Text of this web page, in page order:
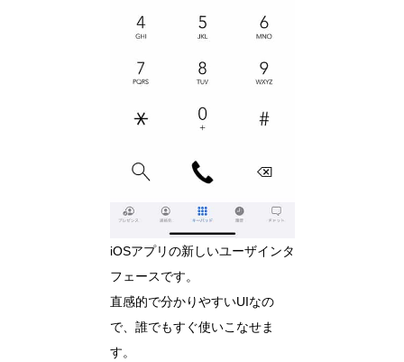
iOSアプリの新しいユーザインタ
フェースです。
直感的で分かりやすいUIなの
で、誰でもすぐ使いこなせま
す。